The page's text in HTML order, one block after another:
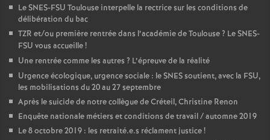
Le SNES-FSU Toulouse interpelle la rectrice sur les conditions de
délibération du bac
TZR et/ou première rentrée dans l’académie de Toulouse? Le SNES-
FSU vous accueille!
Une rentrée comme les autres ? L’épreuve de la réalité
Urgence écologique, urgence sociale : le SNES soutient, avec la FSU,
les mobilisations du 20 au 27 septembre
Après le suicide de notre collègue de Créteil, Christine Renon
Enquête nationale métiers et conditions de travail / automne 2019
Le 8 octobre 2019 : les retraité.e.s réclament justice!